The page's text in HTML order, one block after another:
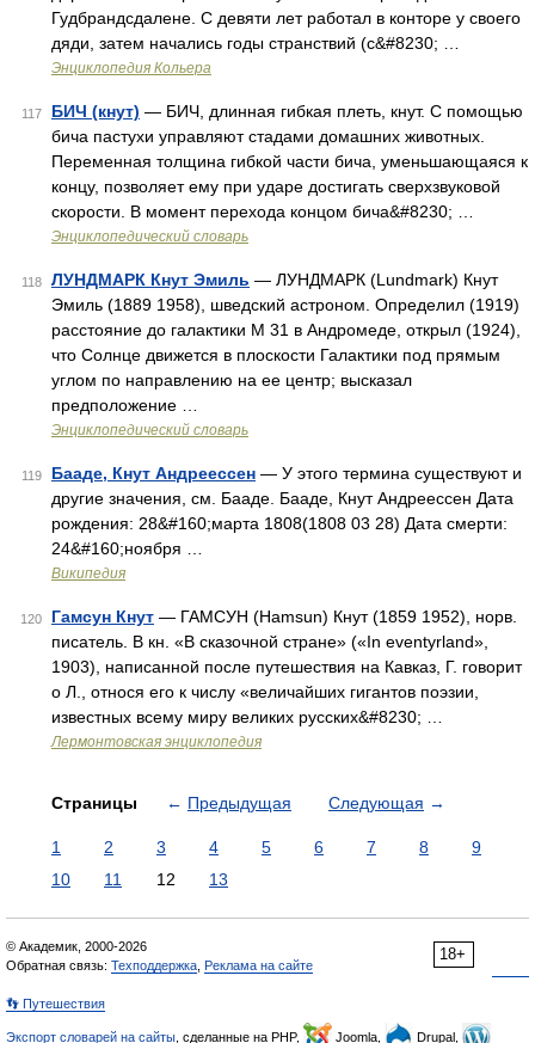
Гудбрандсдалене. С девяти лет работал в конторе у своего
дяди, затем начались годы странствий (с&#8230; …
Энциклопедия Кольера
117 БИЧ (кнут) — БИЧ, длинная гибкая плеть, кнут. С помощью
бича пастухи управляют стадами домашних животных.
Переменная толщина гибкой части бича, уменьшающаяся к
концу, позволяет ему при ударе достигать сверхзвуковой
скорости. В момент перехода концом бича&#8230; …
Энциклопедический словарь
118 ЛУНДМАРК Кнут Эмиль — ЛУНДМАРК (Lundmark) Кнут
Эмиль (1889 1958), шведский астроном. Определил (1919)
расстояние до галактики М 31 в Андромеде, открыл (1924),
что Солнце движется в плоскости Галактики под прямым
углом по направлению на ее центр; высказал
предположение …
Энциклопедический словарь
119 Бааде, Кнут Андреессен — У этого термина существуют и
другие значения, см. Бааде. Бааде, Кнут Андреессен Дата
рождения: 28&#160;марта 1808(1808 03 28) Дата смерти:
24&#160;ноября …
Википедия
120 Гамсун Кнут — ГАМСУН (Hamsun) Кнут (1859 1952), норв.
писатель. В кн. «В сказочной стране» («In eventyrland»,
1903), написанной после путешествия на Кавказ, Г. говорит
о Л., относя его к числу «величайших гигантов поэзии,
известных всему миру великих русских&#8230; …
Лермонтовская энциклопедия
Страницы ← Предыдущая Следующая →
1 2 3 4 5 6 7 8
9
10
11 12 13
18+
© Академик, 2000-2026
Обратная связь: Техподдержка Реклама на сайте
👣 Путешествия
Экспорт словарей на сайты , сделанные на PHP, Joomla, Drupal,